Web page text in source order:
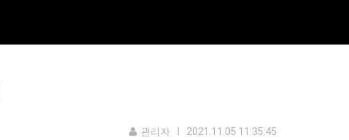
관리자 2021.11.05 11:35:45